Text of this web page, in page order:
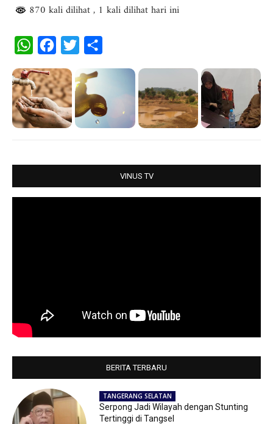
870 kali dilihat, 1 kali dilihat hari ini
W
a
t
s
c
e
b
i
t
t
r
e
VINUS TV
BERITA TERBARU
TANGERANG SELATAN
Serpong Jadi Wilayah dengan Stunting
Tertinggi di Tangsel